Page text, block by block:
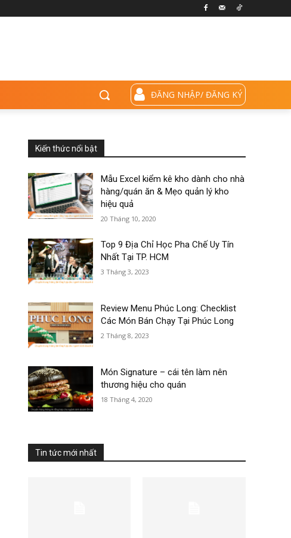
ĐĂNG NHẬP/ ĐĂNG KÝ
Kiến thức nổi bật
Mẫu Excel kiểm kê kho dành cho nhà
hàng/quán ăn & Mẹo quản lý kho
hiệu quả
20 Tháng 10, 2020
Top 9 Địa Chỉ Học Pha Chế Uy Tín
Nhất Tại TP. HCM
3 Tháng 3, 2023
Review Menu Phúc Long: Checklist
Các Món Bán Chạy Tại Phúc Long
2 Tháng 8, 2023
Món Signature – cái tên làm nên
thương hiệu cho quán
18 Tháng 4, 2020
Tin tức mới nhất